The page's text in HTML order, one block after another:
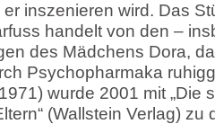
er inszenieren wird. Das
handelt von den –
des Mädchens Dora,
Psychopharmaka
wurde 2001 mit „Die
(Wallstein Verlag) zu